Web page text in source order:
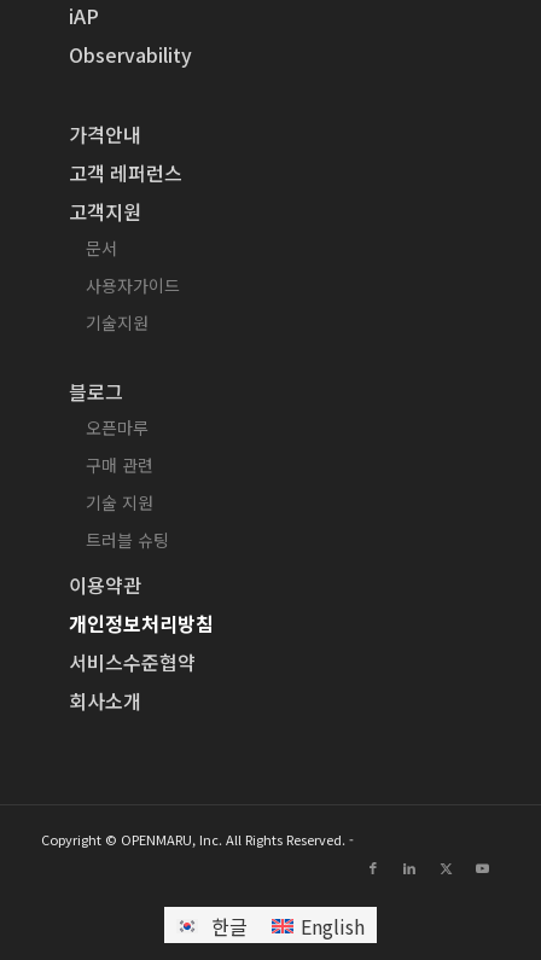
iAP
Observability
가격안내
고객 레퍼런스
고객지원
문서
사용자가이드
기술지원
블로그
오픈마루
구매 관련
기술 지원
트러블 슈팅
이용약관
개인정보처리방침
서비스수준협약
회사소개
Copyright © OPENMARU, Inc. All Rights Reserved. -
한글 English